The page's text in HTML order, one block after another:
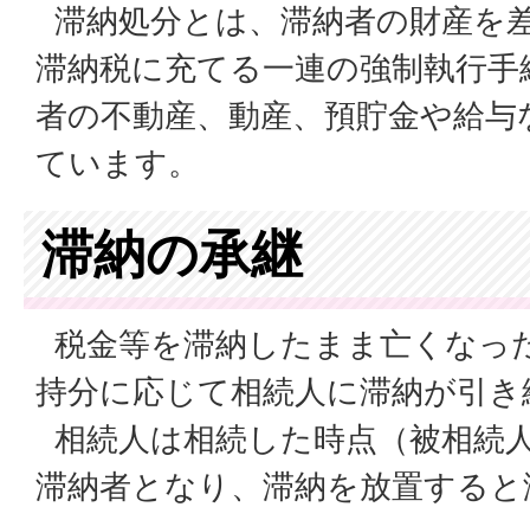
滞納処分とは、滞納者の財産を
滞納税に充てる一連の強制執行
者の不動産、動産、預貯金や給
ています。
滞納の承継
税金等を滞納したまま亡くなっ
持分に応じて相続人に滞納が引
相続人は相続した時点（被相続
滞納者となり、滞納を放置する